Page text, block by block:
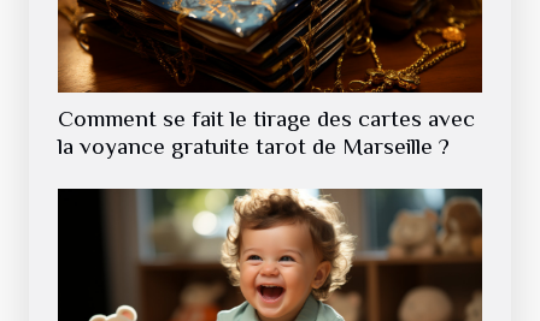
Comment se fait le tirage des cartes avec
la voyance gratuite tarot de Marseille ?